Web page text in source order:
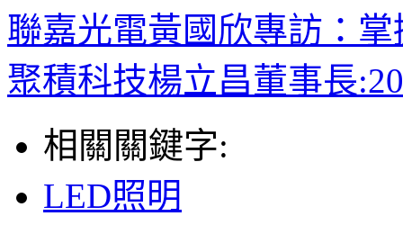
聯嘉光電黃國欣專訪：
聚積科技楊立昌董事長
相關關鍵字:
LED照明